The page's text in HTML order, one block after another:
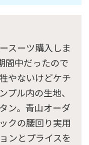
スーツ購入しま
間中だったので
やないけどケチ
ル内の生地、
ン。青山オーダ
クの腰回り実用
ンとプライスを